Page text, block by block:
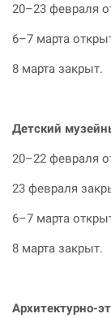
20–23 февраля
6–7 марта
8 марта закрыт.
Детский
20–22 февраля
23 февраля
6–7 марта
8 марта закрыт.
Архитектурно-